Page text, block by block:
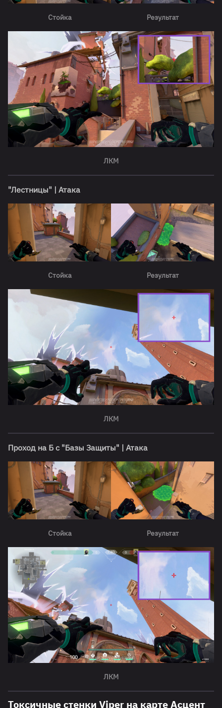
Стойка Результат
ЛКМ
"Лестницы" | Атака
Стойка Результат
ЛКМ
Проход на Б с "Базы Защиты" | Атака
Стойка Результат
ЛКМ
Токсичные стенки Viper на карте Асцент